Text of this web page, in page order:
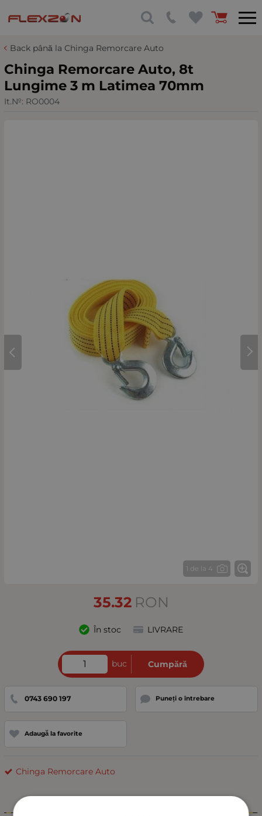
Back până la Chinga Remorcare Auto
Chinga Remorcare Auto, 8t
Lungime 3 m Latimea 70mm
It.№: RO0004
1 de la 4
35.32 RON
În stoc LIVRARE
buc Cumpără
0743 690 197 Puneți o întrebare
Adaugă la favorite
Chinga Remorcare Auto